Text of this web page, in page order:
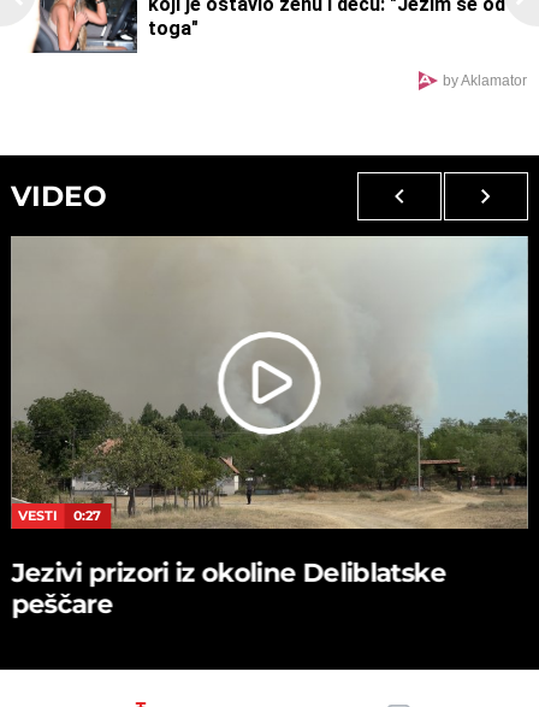
koji je ostavio ženu i decu: "Ježim se od
toga"
by Aklamator
VIDEO
VESTI 0:27
Jezivi prizori iz okoline Deliblatske
peščare